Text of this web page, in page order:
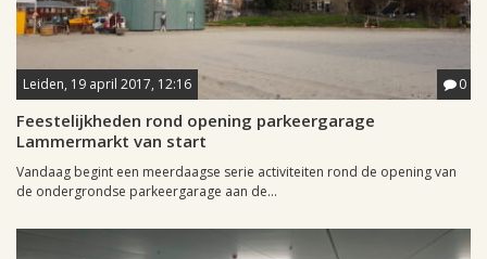
Leiden, 19 april 2017, 12:16 0
Feestelijkheden rond opening parkeergarage
Lammermarkt van start
Vandaag begint een meerdaagse serie activiteiten rond de opening van
de ondergrondse parkeergarage aan de...